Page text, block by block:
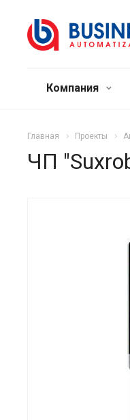
Компания
Главная Проекты
ЧП